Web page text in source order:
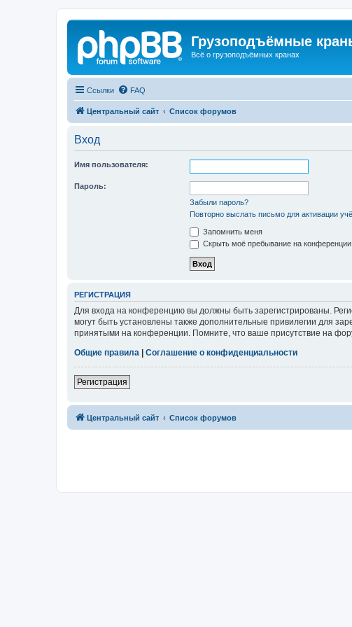
Грузоподъёмные
Всё о грузоподъёмных кранах
Ссылки FAQ
Центральный сайт Список форумов
Вход
Имя пользователя:
Пароль:
Забыли пароль?
Повторно выслать письмо для активации
Запомнить меня
Скрыть моё пребывание на конференции
РЕГИСТРАЦИЯ
Для входа на конференцию вы должны быть зарегистрированы.
могут быть установлены также дополнительные привилегии для
принятыми на конференции. Помните, что ваше присутствие на
Общие правила
Соглашение о конфиденциальности
Регистрация
Центральный сайт Список форумов